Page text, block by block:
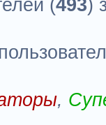
(493)
,